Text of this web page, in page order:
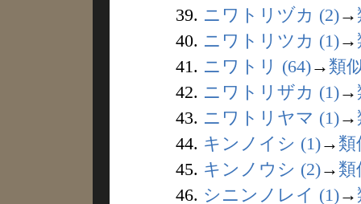
39. ニワトリヅカ (2)→
40. ニワトリツカ (1)→
41. ニワトリ (64)→ 類
42. ニワトリザカ (1)→
43. ニワトリヤマ (1)→
44. キンノイシ (1)→ 類
45. キンノウシ (2)→ 類
46. シニンノレイ (1)→